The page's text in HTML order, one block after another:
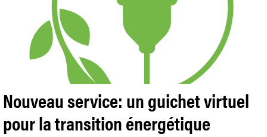
Nouveau service: un guichet virtuel
pour la transition énergétique